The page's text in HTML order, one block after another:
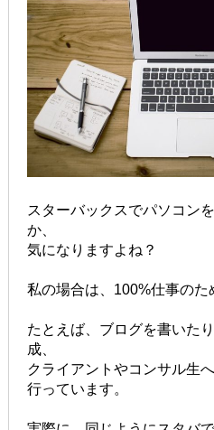
スターバックスでパソコン
か、
気になりますよね？
私の場合は、100%仕事のた
たとえば、ブログを書いた
成、
クライアントやコンサル生
行っています。